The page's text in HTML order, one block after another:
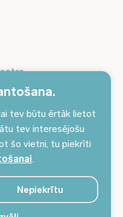
tev būtu ērtāk lietot
tev interesējošu
šo vietni, tu piekrīti
.
Nepiekrītu
aktuālākos